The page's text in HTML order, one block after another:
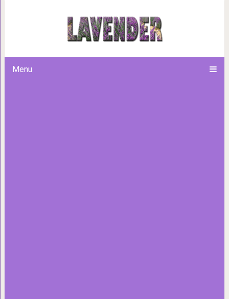
Menu
Google Earth с помощью
изменилась наша